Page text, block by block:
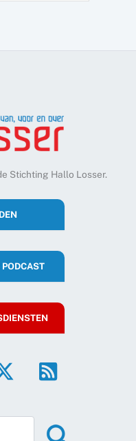
Stichting Hallo Losser.